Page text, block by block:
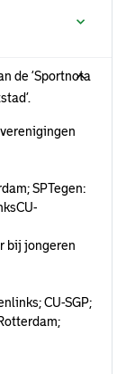
de ‘Sportnota
SPTegen:
bij jongeren
CU-SGP;